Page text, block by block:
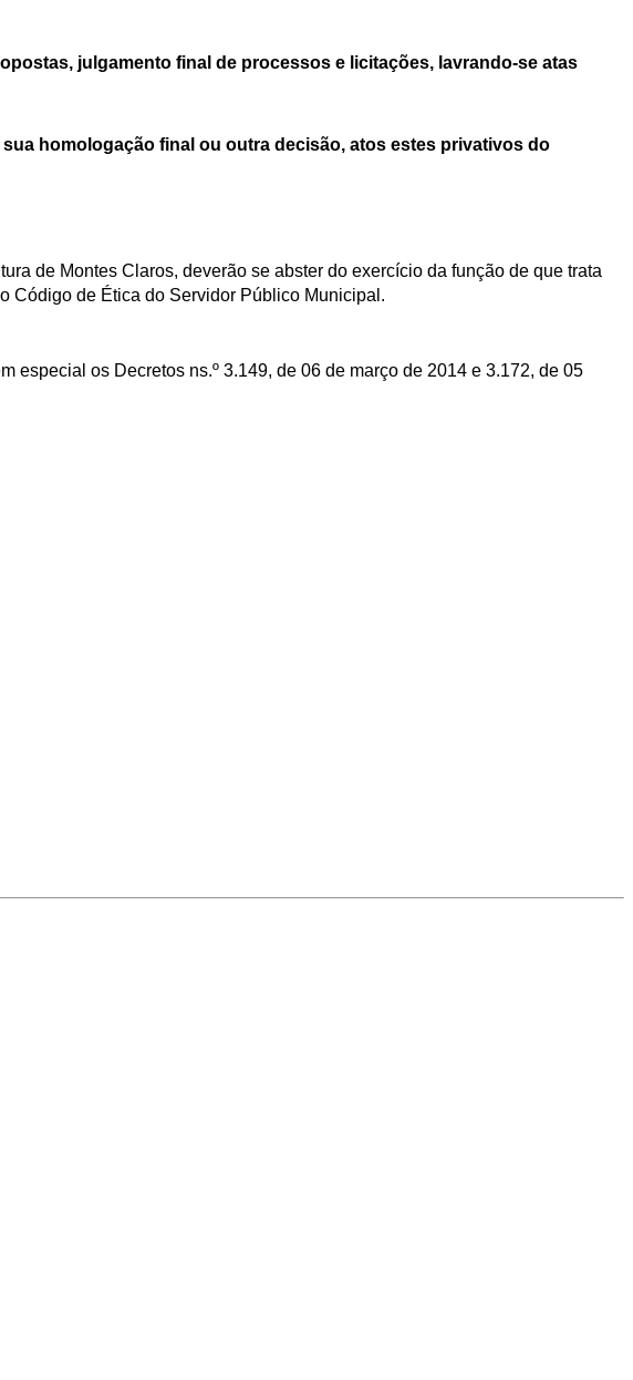
julgamento final de processos e licitações, lavrando-se atas
homologação final ou outra decisão, atos estes privativos do
de Montes Claros, deverão se abster do exercício da função de que trata
Código de Ética do Servidor Público Municipal.
especial os Decretos ns.º 3.149, de 06 de março de 2014 e 3.172, de 05